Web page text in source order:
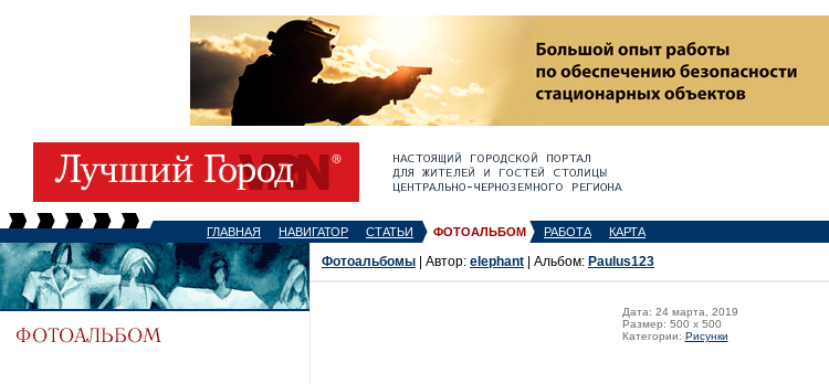
ГЛАВНАЯ НАВИГАТОР СТАТЬИ ФОТОАЛЬБОМ РАБОТА КАРТА
Фотоальбомы | Автор: elephant | Альбом: Paulus123
Дата: 24 марта, 2019
Размер: 500 x 500
Категории: Рисунки